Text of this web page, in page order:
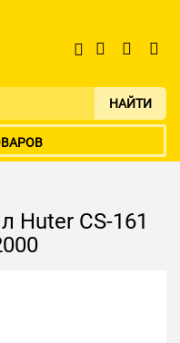
НАЙТИ
Huter CS-161